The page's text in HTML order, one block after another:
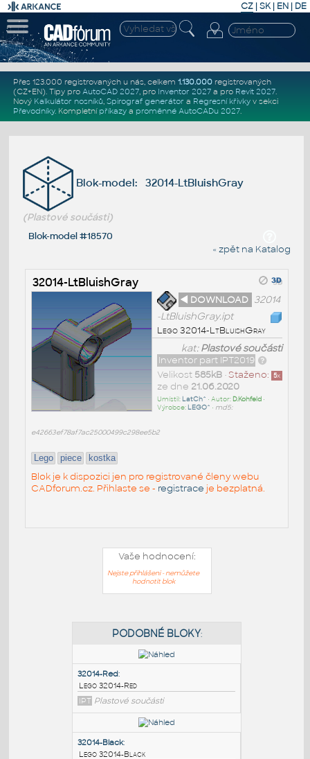
CZ | SK| EN | DE
Přes 123.000 registrovaných u nás, celkem 1.130.000registrovaných
(CZ+EN). Tipy pro AutoCAD 2027, pro Inventor 2027a pro Revit 2027.
Nový Kalkulátor nosníků, Spirograf generátor a Regresní křivkyv sekci
Převodníky. Kompletní příkazya proměnné AutoCADu 2027.
Blok-model: 32014-LtBluishGray
(Plastové součásti)
Blok-model #18570
« zpět na Katalog
32014-LtBluishGray
◄ DOWNLOAD 32014
-LtBluishGray.ipt
Lego 32014-LtBluishGray
kat:Plastové součásti
Inventor part IPT2019
Staženo: 5x
Velikost 585kB•
ze dne 21.06.2020
Umístil: LatCh^ • Autor: D.Kohfeld•
Výrobce: LEGO^ • md5:
e42663ef78af7ac25000499c298ee5b2
Lego piece kostka
Blok je k dispozici jen pro registrované členy webu
CADforum.cz. Přihlaste se - registrace je bezplatná.
Vaše hodnocení:
Nejste přihlášeni - nemůžete
hodnotit blok